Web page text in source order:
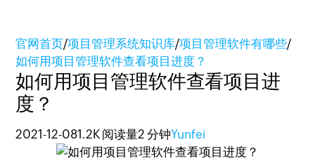
官网首页/项目管理系统知识库/项目管理软件有哪些/
如何用项目管理软件查看项目进度？
如何用项目管理软件查看项目进
度？
2021-12-081.2K 阅读量2 分钟Yunfei